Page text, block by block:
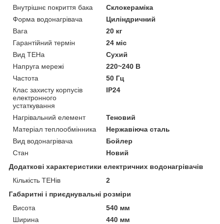
Внутрішнє покриття бака
Склокераміка
Форма водонагрівача
Циліндричний
Вага
20 кг
Гарантійний термін
24 міс
Вид ТЕНа
Сухий
Напруга мережі
220~240 В
Частота
50 Гц
Клас захисту корпусів
електронного
устаткування
IP24
Нагрівальний елемент
Теновий
Матеріал теплообмінника
Нержавіюча сталь
Вид водонагрівача
Бойлер
Стан
Новий
Додаткові характеристики електричних водонагрівачів
Кількість ТЕНів
2
Габаритні і приєднувальні розміри
Висота
540 мм
Ширина
440 мм